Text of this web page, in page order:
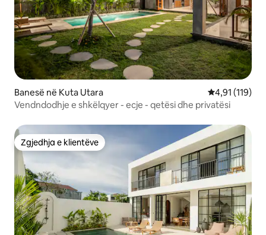
Banesë në Kuta Utara Vlerësimi
4,91 (119)
Vendndodhje e shkëlqyer - ecje - qetësi dhe privatësi
Zgjedhja e klientëve
Zgjedhja e klientëve